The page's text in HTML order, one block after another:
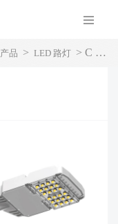
产品 > LED 路灯 >C 系列路灯